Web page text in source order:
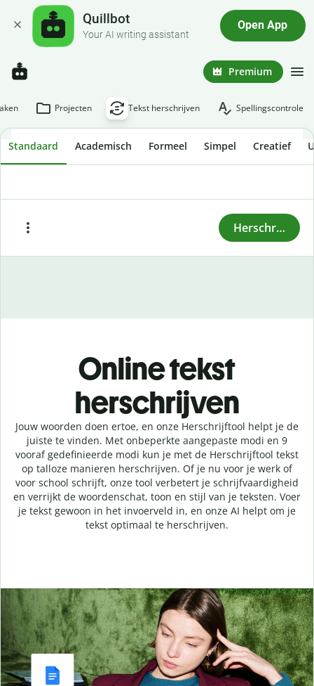
Quillbot
Your AI writing assistant
Open App
Premium
Projecten Tekst herschrijven Spellingscontrole
Standaard Academisch Formeel Simpel Creatief
Herschrijven
Online tekst
herschrijven
Jouw woorden doen ertoe, en onze Herschrijftool helpt je de
juiste te vinden. Met onbeperkte aangepaste modi en 9
vooraf gedefinieerde modi kun je met de Herschrijftool tekst
op talloze manieren herschrijven. Of je nu voor je werk of
voor school schrijft, onze tool verbetert je schrijfvaardigheid
en verrijkt de woordenschat, toon en stijl van je teksten. Voer
je tekst gewoon in het invoerveld in, en onze AI helpt om je
tekst optimaal te herschrijven.